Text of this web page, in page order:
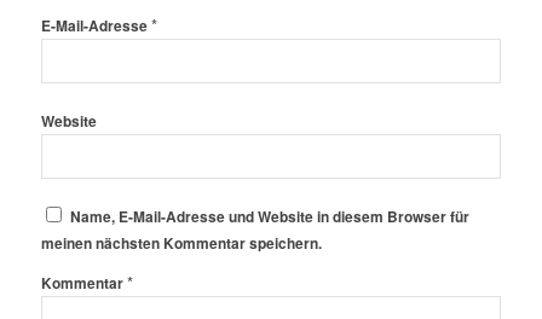
E-Mail-Adresse*
Website
Name, E-Mail-Adresse und Website in diesem Browser für
meinen nächsten Kommentar speichern.
Kommentar*